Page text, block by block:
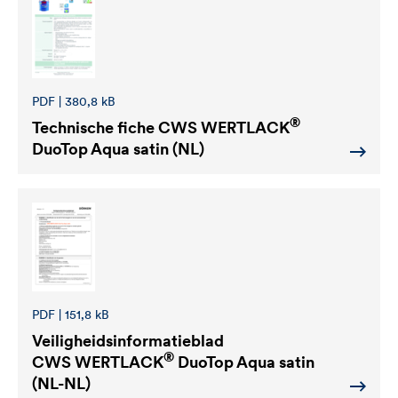
PDF | 380,8 kB
Technische ficheCWS WERTLACK®
DuoTop Aqua satin (NL)
PDF | 151,8 kB
Veiligheidsinformatieblad
CWS WERTLACK® DuoTop Aqua satin
(NL-NL)